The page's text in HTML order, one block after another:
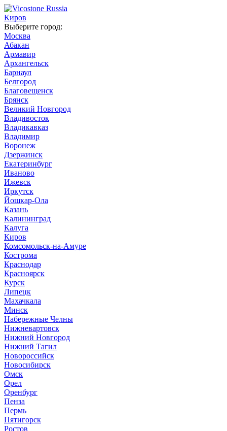
Киров
Выберите город:
Москва
Абакан
Армавир
Архангельск
Барнаул
Белгород
Благовещенск
Брянск
Великий Новгород
Владивосток
Владикавказ
Владимир
Воронеж
Дзержинск
Екатеринбург
Иваново
Ижевск
Иркутск
Йошкар-Ола
Казань
Калининград
Калуга
Киров
Комсомольск-на-Амуре
Кострома
Краснодар
Красноярск
Курск
Липецк
Махачкала
Минск
Набережные Челны
Нижневартовск
Нижний Новгород
Нижний Тагил
Новороссийск
Новосибирск
Омск
Орел
Оренбург
Пенза
Пермь
Пятигорск
Ростов